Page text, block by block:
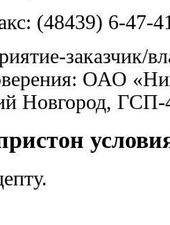
(48439) 6-47-
заказчик/
ОАО
Новгород, ГСП-